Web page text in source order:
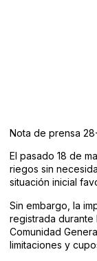
Nota de prensa
El pasado 18 de
riegos sin
situación inicial
Sin embargo, la
registrada durante
Comunidad
limitaciones y